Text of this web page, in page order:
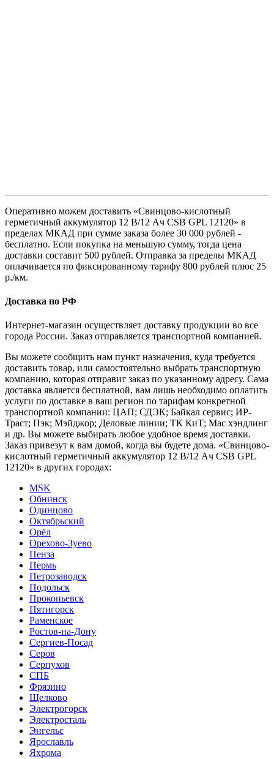
Оперативно можем доставить «Свинцово-кислотный
герметичный аккумулятор 12 В/12 Ач CSB GPL 12120» в
пределах МКАД при сумме заказа более 30 000 рублей -
бесплатно. Если покупка на меньшую сумму, тогда цена
доставки составит 500 рублей. Отправка за пределы МКАД
оплачивается по фиксированному тарифу 800 рублей плюс 25
р./км.
Доставка по РФ
Интернет-магазин осуществляет доставку продукции во все
города России. Заказ отправляется транспортной компанией.
Вы можете сообщить нам пункт назначения, куда требуется
доставить товар, или самостоятельно выбрать транспортную
компанию, которая отправит заказ по указанному адресу. Сама
доставка является бесплатной, вам лишь необходимо оплатить
услуги по доставке в ваш регион по тарифам конкретной
транспортной компании: ЦАП; СДЭК; Байкал сервис; ИР-
Траст; Пэк; Мэйджор; Деловые линии; ТК КиТ; Мас хэндлинг
и др. Вы можете выбирать любое удобное время доставки.
Заказ привезут к вам домой, когда вы будете дома. «Свинцово-
кислотный герметичный аккумулятор 12 В/12 Ач CSB GPL
12120» в других городах:
MSK
Обнинск
Одинцово
Октябрьский
Орёл
Орехово-Зуево
Пенза
Пермь
Петрозаводск
Подольск
Прокопьевск
Пятигорск
Раменское
Ростов-на-Дону
Сергиев-Посад
Серов
Серпухов
СПБ
Фрязино
Щелково
Электрогорск
Электросталь
Энгельс
Ярославль
Яхрома